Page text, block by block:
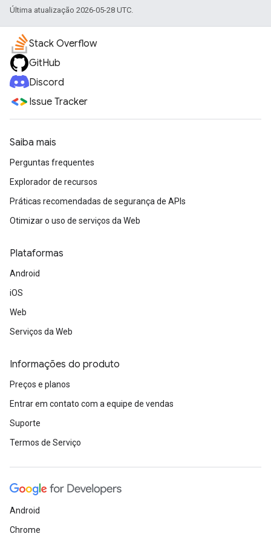
Última atualização 2026-05-28 UTC.
Stack Overflow
GitHub
Discord
Issue Tracker
Saiba mais
Perguntas frequentes
Explorador de recursos
Práticas recomendadas de segurança de APIs
Otimizar o uso de serviços da Web
Plataformas
Android
iOS
Web
Serviços da Web
Informações do produto
Preços e planos
Entrar em contato com a equipe de vendas
Suporte
Termos de Serviço
Android
Chrome